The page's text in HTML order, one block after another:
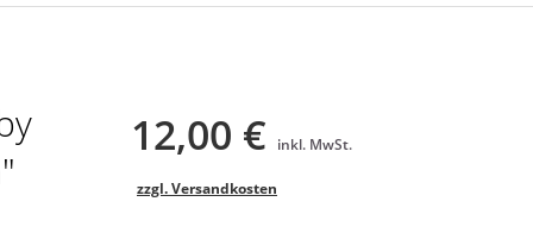
12,00 € inkl. MwSt.
zzgl. Versandkosten